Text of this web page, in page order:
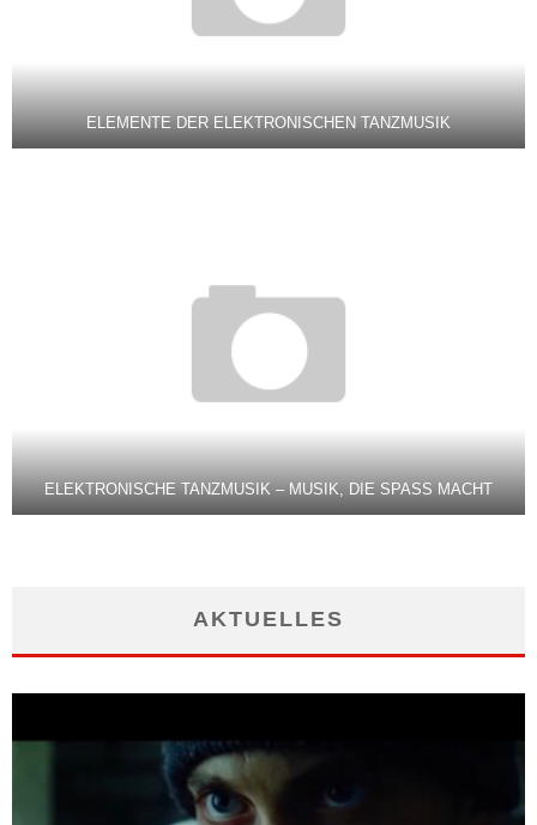
ELEMENTE DER ELEKTRONISCHEN TANZMUSIK
ELEKTRONISCHE TANZMUSIK – MUSIK, DIE SPASS MACHT
AKTUELLES